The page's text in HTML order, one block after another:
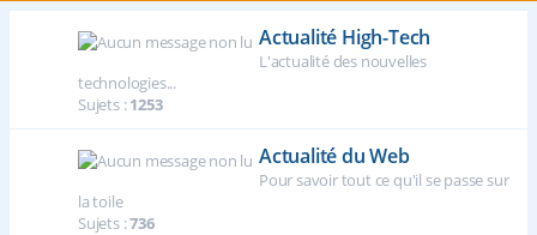
Actualité High-Tech
L'actualité des nouvelles
technologies...
Sujets :1253
Actualité du Web
Pour savoir tout ce qu'il se passe sur
la toile
Sujets :736